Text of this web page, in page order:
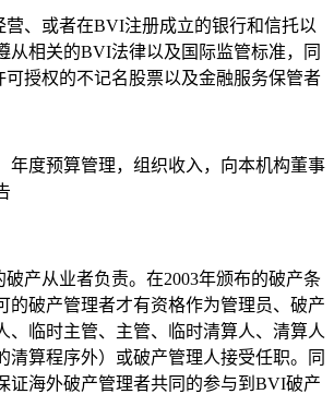
、或者在BVI注册成立的银行和信托以
从相关的BVI法律以及国际监管标准，同
可授权的不记名股票以及金融服务保管者
年度预算管理，组织收入，向本机构董事
产从业者负责。在2003年颁布的破产条
的破产管理者才有资格作为管理员、破产
、临时主管、主管、临时清算人、清算人
清算程序外）或破产管理人接受任职。同
证海外破产管理者共同的参与到BVI破产